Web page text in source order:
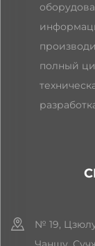
полный
№ 19,